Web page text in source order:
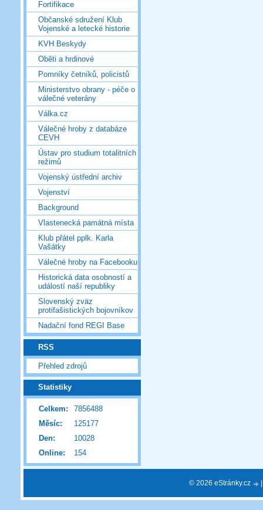
Fortifikace
Občanské sdružení Klub
Vojenské a letecké historie
KVH Beskydy
Oběti a hrdinové
Pomníky četníků, policistů
Ministerstvo obrany - péče o
válečné veterány
Válka.cz
Válečné hroby z databáze
CEVH
Ústav pro studium totalitních
režimů
Vojenský ústřední archiv
Vojenství
Background
Vlastenecká památná místa
Klub přátel pplk. Karla
Vašátky
Válečné hroby na Facebooku
Historická data osobností a
událostí naší republiky
Slovenský zväz
protifašistických bojovníkov
Nadační fond REGI Base
RSS
Přehled zdrojů
Statistiky
Online: 154
Celkem:
7856488
Měsíc:
125177
Den:
10028
© 2026 eStránky.cz